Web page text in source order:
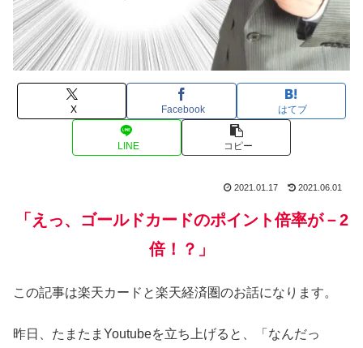
X Facebook はてブ
LINE コピー
2021.01.17 2021.06.01
「えっ、ゴールドカードのポイント倍率が－2
倍！？」
この記事は楽天カードと楽天経済圏のお話になります。
昨日、たまたまYoutubeを立ち上げると、「なんだっ